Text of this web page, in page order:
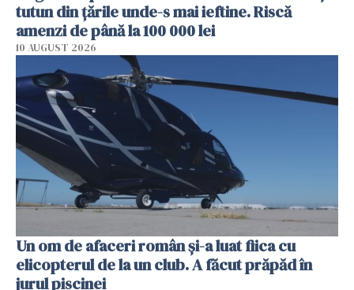
tutun din țările unde-s mai ieftine. Riscă
amenzi de până la 100 000 lei
10 AUGUST 2026
Un om de afaceri român și-a luat fiica cu
elicopterul de la un club. A făcut prăpăd în
jurul piscinei